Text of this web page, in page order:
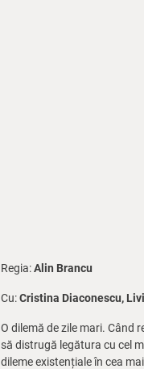
Regia:Alin Brancu
Cu:Cristina Diaconescu,
O dilemă de zile mari. Când
să distrugă legătura cu cel
dileme existențiale în cea